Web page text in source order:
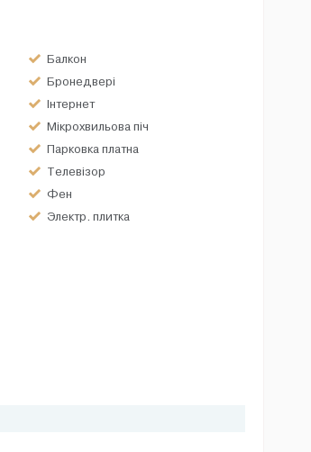
Балкон
Бронедвері
Інтернет
Мікрохвильова піч
Парковка платна
Телевізор
Фен
Электр. плитка